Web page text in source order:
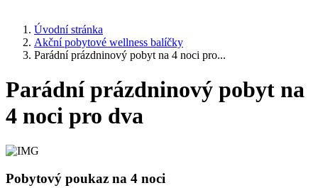
Úvodní stránka
Akční pobytové wellness balíčky
Parádní prázdninový pobyt na 4 noci pro...
Parádní prázdninový pobyt na
4 noci pro dva
Pobytový poukaz na 4 noci